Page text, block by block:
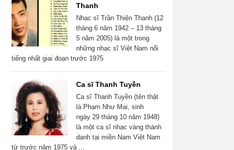
Thanh
Nhạc sĩ Trần Thiện Thanh (12
tháng 6 năm 1942 – 13 tháng
5 năm 2005) là một trong
những nhạc sĩ Việt Nam nổi
tiếng nhất giai đoạn trước 1975
Ca sĩ Thanh Tuyền
Ca sĩ Thanh Tuyền (tên thật
là Phạm Như Mai, sinh
ngày 29 tháng 10 năm 1948)
là một ca sĩ nhạc vàng thành
danh tại miền Nam Việt Nam
từ trước năm 1975 và ...